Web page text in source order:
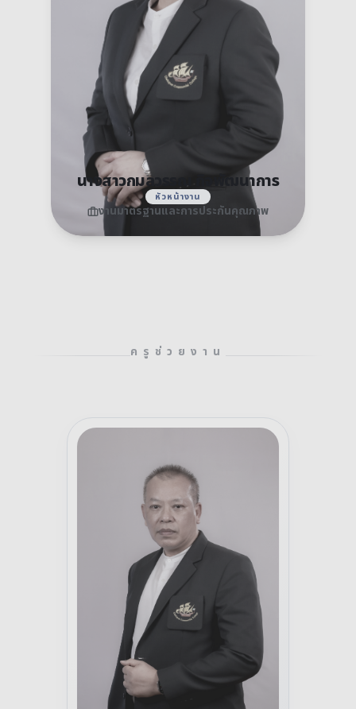
นางสาวกมลวรรณ กิจพัฒนาการ
หัวหน้างาน
งานมาตรฐานและการประกันคุณภาพ
ครูช่วยงาน